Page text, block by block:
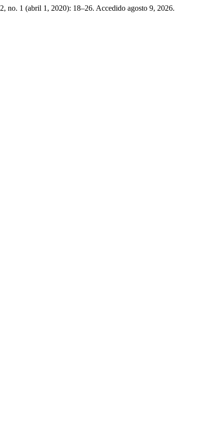
2, no. 1 (abril 1, 2020): 18–26. Accedido agosto 9, 2026.